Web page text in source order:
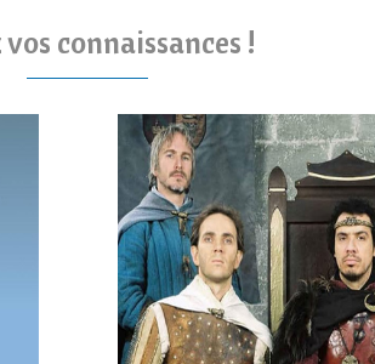
vos connaissances !